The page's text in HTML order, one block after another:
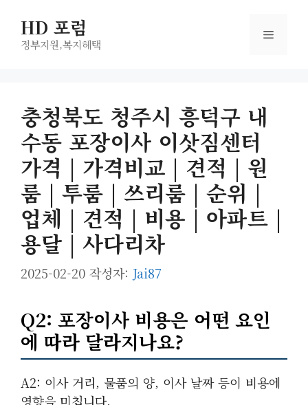
HD 포럼
정부지원,복지헤택
메
충청북도 청주시 흥덕구 내
수동 포장이사 이삿짐센터
가격 | 가격비교 | 견적 | 원
룸 | 투룸 | 쓰리룸 | 순위 |
업체 | 견적 | 비용 | 아파트 |
용달 | 사다리차
2025-02-20 작성자: Jai87
Q2: 포장이사 비용은 어떤 요인
에 따라 달라지나요?
A2: 이사 거리, 물품의 양, 이사 날짜 등이 비용에
영향을 미칩니다.